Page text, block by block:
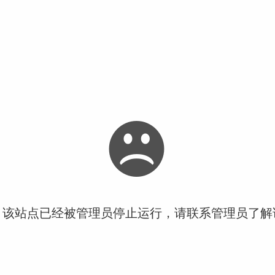
站点已经被管理员停止运行，请联系管理员了